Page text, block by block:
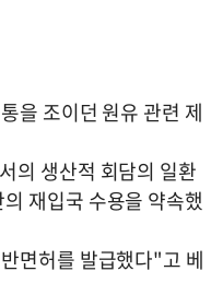
을 조이던 원유 관련 제
의 생산적 회담의 일환
재입국 수용을 약속했
면허를 발급했다"고 베